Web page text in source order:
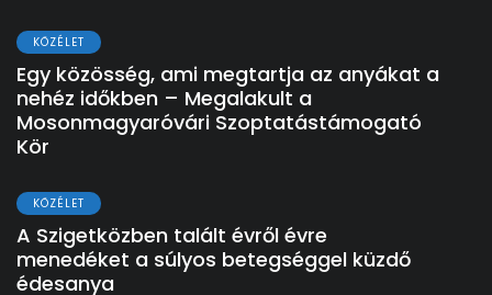
KÖZÉLET
Egy közösség, ami megtartja az anyákat a
nehéz időkben – Megalakult a
Mosonmagyaróvári Szoptatástámogató
Kör
KÖZÉLET
A Szigetközben talált évről évre
menedéket a súlyos betegséggel küzdő
édesanya